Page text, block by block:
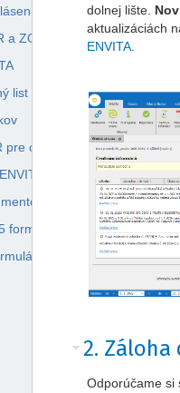
a ZO v programe ENVITA
list
pre ohlásenie a ZOS
Odpady
formou XML súborov pre
na vytvorenie XML
dolnej lište.
aktualizáciách
ENVITA
2. Záloha
Odporúčame si